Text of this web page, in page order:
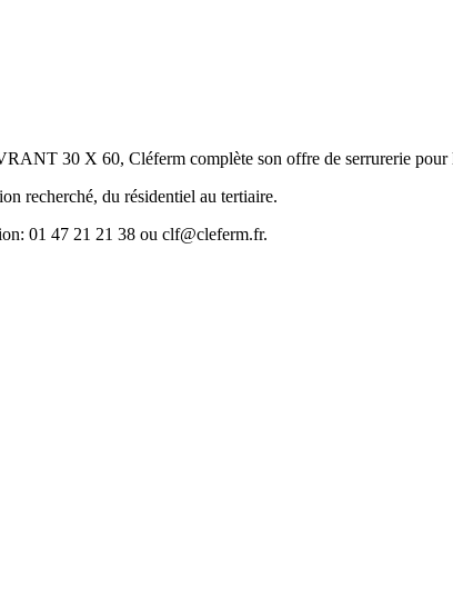
30 X 60, Cléferm complète son offre de serrurerie pour
recherché, du résidentiel au tertiaire.
01 47 21 21 38 ou clf@cleferm.fr.